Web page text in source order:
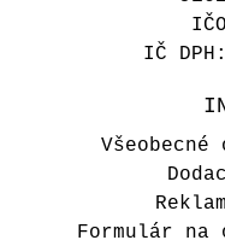
IČ
Všeobecné
Formulár na